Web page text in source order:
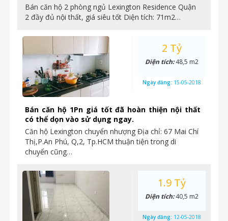
Bán căn hộ 2 phòng ngủ Lexington Residence Quận
2 đầy đủ nội thất, giá siêu tốt Diện tích: 71m2…
Bán căn hộ 1Pn giá tốt đã hoàn thiện nội thất
có thể dọn vào sử dụng ngay.
Căn hộ Lexington chuyển nhượng Địa chỉ: 67 Mai Chí
Thị,P.An Phú, Q,2, Tp.HCM thuận tiện trong di
chuyển cũng…
2 Tỷ
Diện tích:48,5 m2
Ngày đăng: 15-05-2018
1.9 Tỷ
Diện tích:40,5 m2
Ngày đăng: 12-05-2018